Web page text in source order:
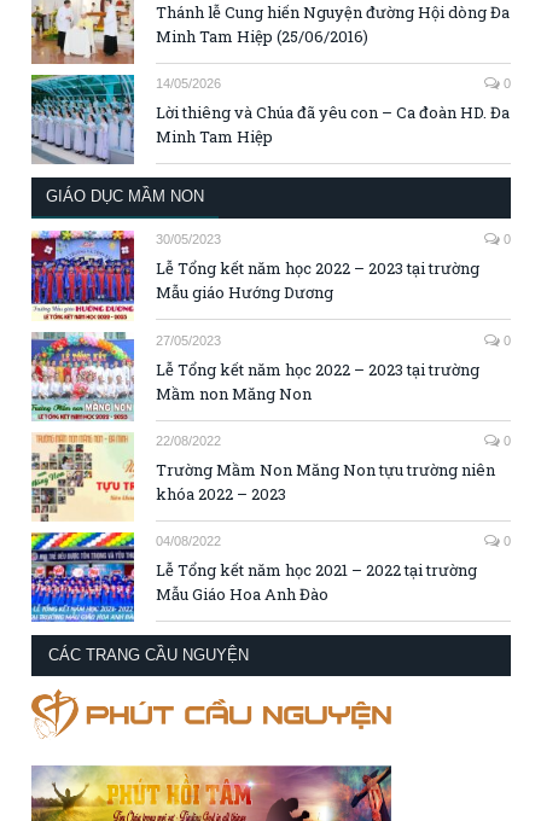
Thánh lễ Cung hiến Nguyện đường Hội dòng Đa
Minh Tam Hiệp (25/06/2016)
14/05/2026 0
Lời thiêng và Chúa đã yêu con – Ca đoàn HD. Đa
Minh Tam Hiệp
GIÁO DỤC MẦM NON
30/05/2023 0
Lễ Tổng kết năm học 2022 – 2023 tại trường
Mẫu giáo Hướng Dương
27/05/2023 0
Lễ Tổng kết năm học 2022 – 2023 tại trường
Mầm non Măng Non
22/08/2022 0
Trường Mầm Non Măng Non tựu trường niên
khóa 2022 – 2023
04/08/2022 0
Lễ Tổng kết năm học 2021 – 2022 tại trường
Mẫu Giáo Hoa Anh Đào
CÁC TRANG CẦU NGUYỆN